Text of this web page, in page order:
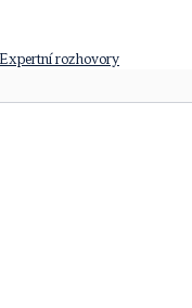
Expertní rozhovory